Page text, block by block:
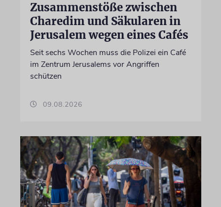
Zusammenstöße zwischen
Charedim und Säkularen in
Jerusalem wegen eines Cafés
Seit sechs Wochen muss die Polizei ein Café
im Zentrum Jerusalems vor Angriffen
schützen
09.08.2026